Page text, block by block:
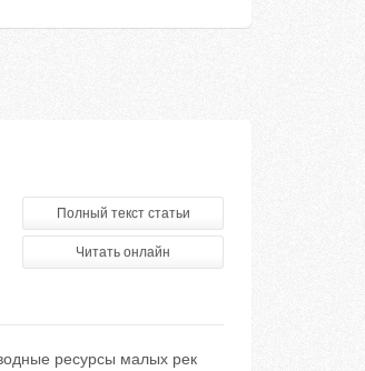
Полный текст статьи
Читать онлайн
ресурсы малых рек